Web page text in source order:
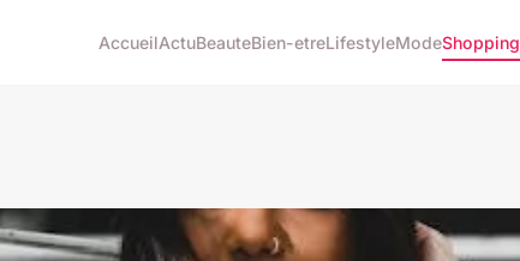
AccueilActuBeauteBien-etreLifestyleModeShopping